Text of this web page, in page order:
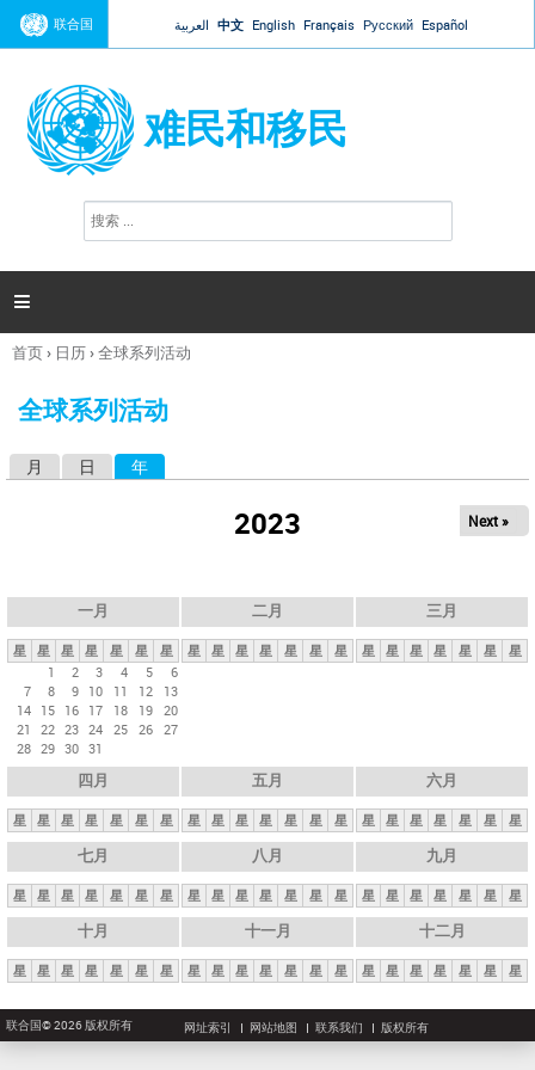
Jump to navigation
联合国 العربية 中文 English Français Русский Español
难民和移民
搜
索

你
这
首页› 日历›全球系列活动
全球系列活动
月 日 年
2023 Next »
一月
星 星 星 星 星 星
星
1
2 3 4 5
6
7
8 9 10 11 12
13
14 15 16 17 18 19 20
21
22 23 24 25 26 27
28 29 30 31
二月
星 星 星 星 星 星 星
三月
星 星 星 星 星 星 星
四月
星 星 星 星 星 星 星
五月
星 星 星 星 星 星 星
六月
星 星 星 星 星 星 星
七月
星 星 星 星 星 星 星
八月
星 星 星 星 星 星 星
九月
星 星 星 星 星 星 星
十月
星 星 星 星 星 星 星
十一月
星 星 星 星 星 星 星
十二月
星 星 星 星 星 星 星
联合国© 2026 版权所有 网址索引 网站地图 联系我们 版权所有